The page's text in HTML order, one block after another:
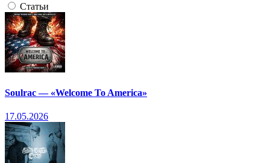
Статьи
Soulrac — «Welcome To America»
17.05.2026